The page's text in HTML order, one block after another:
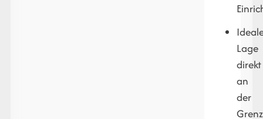
Lage
direkt
an
der